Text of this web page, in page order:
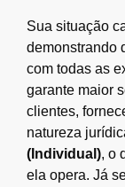
Sua situação
demonstrando
com todas as
garante maior
clientes,
natureza
(Individual), o
ela opera. Já